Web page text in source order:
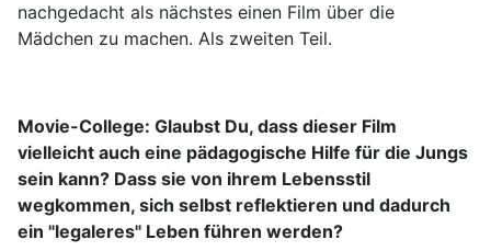
nachgedacht als nächstes einen Film über die
Mädchen zu machen. Als zweiten Teil.
Movie-College: Glaubst Du, dass dieser Film
vielleicht auch eine pädagogische Hilfe für die Jungs
sein kann? Dass sie von ihrem Lebensstil
wegkommen, sich selbst reflektieren und dadurch
ein "legaleres" Leben führen werden?